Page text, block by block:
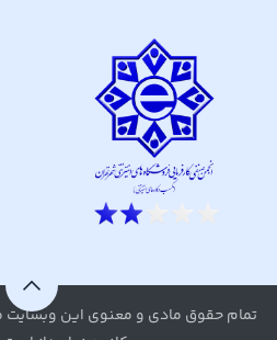
تمام حقوق مادی و معنوی این وبسایت